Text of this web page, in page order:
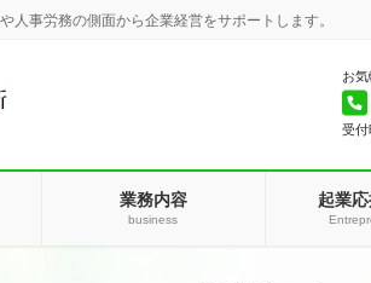
人事労務の側面から企業経営をサポートします。
お気
受付
業務内容
business
起業